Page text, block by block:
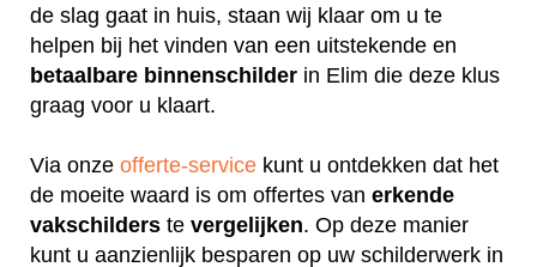
de slag gaat in huis, staan wij klaar om u te
helpen bij het vinden van een uitstekende en
betaalbare binnenschilder in Elim die deze klus
graag voor u klaart.
Via onze offerte-service kunt u ontdekken dat het
de moeite waard is om offertes van erkende
vakschilders te vergelijken. Op deze manier
kunt u aanzienlijk besparen op uw schilderwerk in